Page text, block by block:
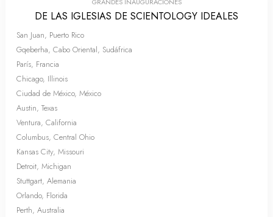
GRANDES INAUGURACIONES
DE LAS IGLESIAS DE SCIENTOLOGY IDEALES
San Juan, Puerto Rico
Gqeberha, Cabo Oriental, Sudáfrica
París, Francia
Chicago, Illinois
Ciudad de México, México
Austin, Texas
Ventura, California
Columbus, Central Ohio
Kansas City, Missouri
Detroit, Michigan
Stuttgart, Alemania
Orlando, Florida
Perth, Australia